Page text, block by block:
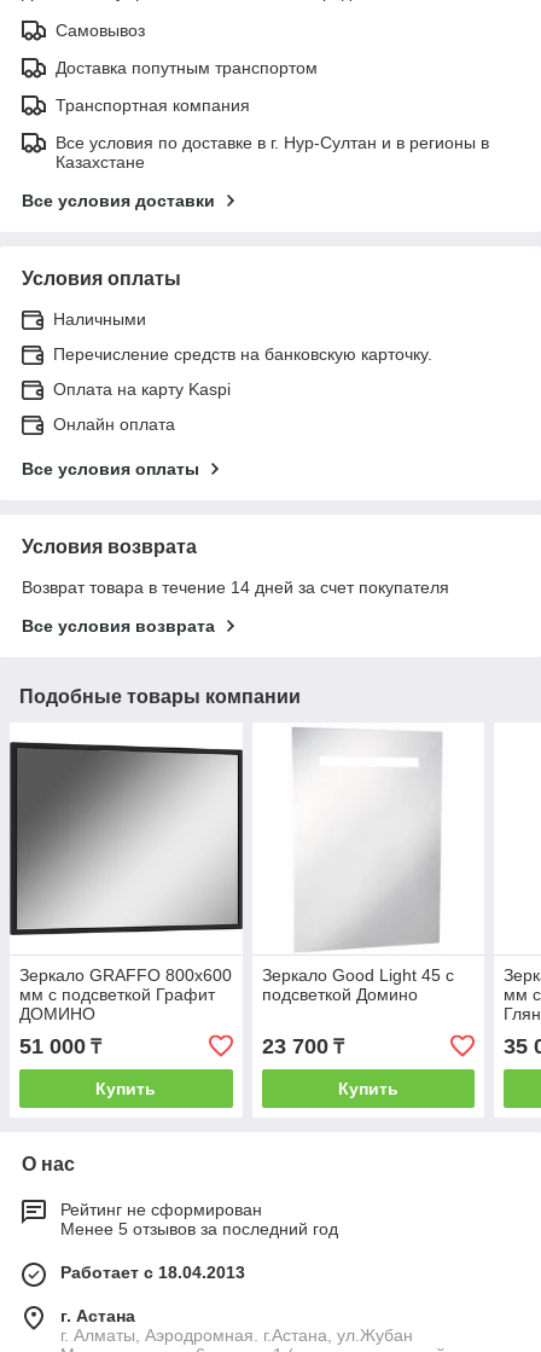
Самовывоз
Доставка попутным транспортом
Транспортная компания
Все условия по доставке в г. Нур-Султан и в регионы в
Казахстане
Все условия доставки
Условия оплаты
Наличными
Перечисление средств на банковскую карточку.
Оплата на карту Kaspi
Онлайн оплата
Все условия оплаты
Условия возврата
Возврат товара в течение 14 дней за счет покупателя
Все условия возврата
Подобные товары компании
Зеркало GRAFFO 800х600
мм с подсветкой Графит
ДОМИНО
51 000 ₸
Купить
Зеркало Good Light 45 с
подсветкой Домино
23 700₸
Купить
мм
35
О нас
Рейтинг не сформирован
Менее 5 отзывов за последний год
Работает с 18.04.2013
г. Астана
г. Алматы, Аэродромная. г.Астана, ул.Жубан